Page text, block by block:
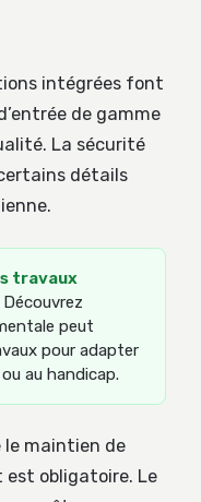
intégrées font
de gamme
La sécurité
détails
travaux
peut
pour adapter
au handicap.
le maintien de
obligatoire. Le